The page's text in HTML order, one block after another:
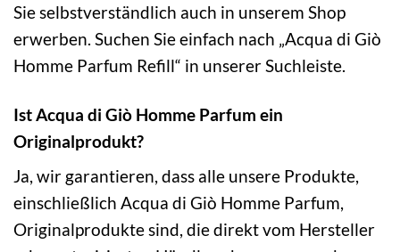
Sie selbstverständlich auch in unserem Shop
erwerben. Suchen Sie einfach nach „Acqua di Giò
Homme Parfum Refill“ in unserer Suchleiste.
Ist Acqua di Giò Homme Parfum ein
Originalprodukt?
Ja, wir garantieren, dass alle unsere Produkte,
einschließlich Acqua di Giò Homme Parfum,
Originalprodukte sind, die direkt vom Hersteller